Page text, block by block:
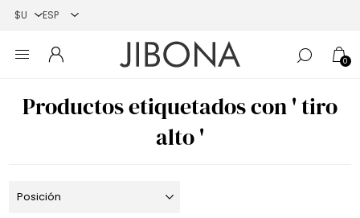
0
Productos etiquetados con ' tiro
alto '